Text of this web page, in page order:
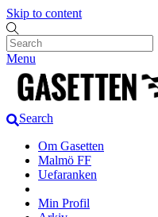
Skip to content
Menu
Search
Om Gasetten
Malmö FF
Uefaranken
Min Profil